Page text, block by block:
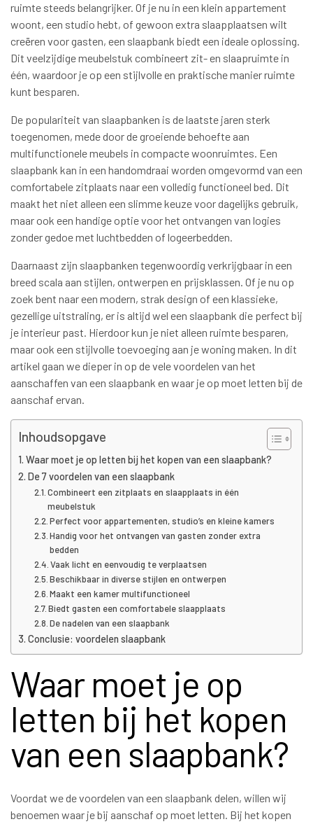
ruimte steeds belangrijker. Of je nu in een klein appartement
woont, een studio hebt, of gewoon extra slaapplaatsen wilt
creëren voor gasten, een slaapbank biedt een ideale oplossing.
Dit veelzijdige meubelstuk combineert zit- en slaapruimte in
één, waardoor je op een stijlvolle en praktische manier ruimte
kunt besparen.
De populariteit van slaapbanken is de laatste jaren sterk
toegenomen, mede door de groeiende behoefte aan
multifunctionele meubels in compacte woonruimtes. Een
slaapbank kan in een handomdraai worden omgevormd van een
comfortabele zitplaats naar een volledig functioneel bed. Dit
maakt het niet alleen een slimme keuze voor dagelijks gebruik,
maar ook een handige optie voor het ontvangen van logies
zonder gedoe met luchtbedden of logeerbedden.
Daarnaast zijn slaapbanken tegenwoordig verkrijgbaar in een
breed scala aan stijlen, ontwerpen en prijsklassen. Of je nu op
zoek bent naar een modern, strak design of een klassieke,
gezellige uitstraling, er is altijd wel een slaapbank die perfect bij
je interieur past. Hierdoor kun je niet alleen ruimte besparen,
maar ook een stijlvolle toevoeging aan je woning maken. In dit
artikel gaan we dieper in op de vele voordelen van het
aanschaffen van een slaapbank en waar je op moet letten bij de
aanschaf ervan.
Inhoudsopgave
Waar moet je op letten bij het kopen van een slaapbank?
De 7 voordelen van een slaapbank
Combineert een zitplaats en slaapplaats in één
meubelstuk
Perfect voor appartementen, studio’s en kleine kamers
Handig voor het ontvangen van gasten zonder extra
bedden
Vaak licht en eenvoudig te verplaatsen
Beschikbaar in diverse stijlen en ontwerpen
Maakt een kamer multifunctioneel
Biedt gasten een comfortabele slaapplaats
De nadelen van een slaapbank
Conclusie: voordelen slaapbank
Waar moet je op
letten bij het kopen
van een slaapbank?
Voordat we de voordelen van een slaapbank delen, willen wij
benoemen waar je bij aanschaf op moet letten. Bij het kopen